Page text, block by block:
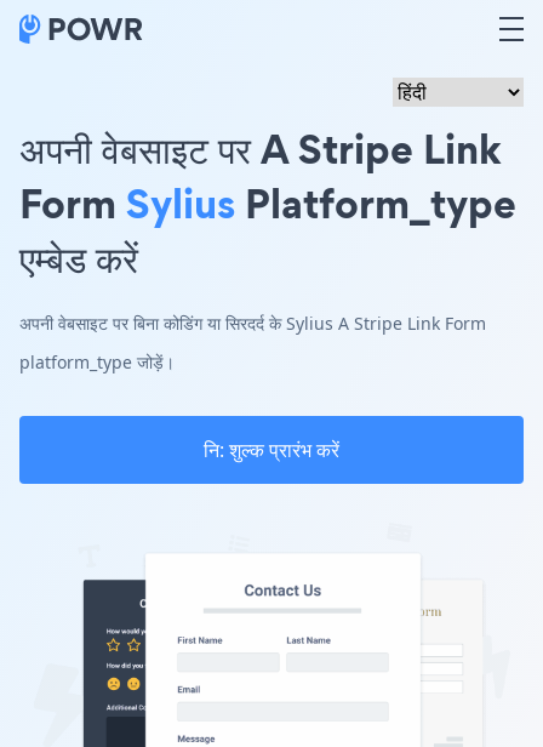
अपनी वेबसाइट पर A Stripe Link
Form Sylius Platform_type
एम्बेड करें
अपनी वेबसाइट पर बिना कोडिंग या सिरदर्द के Sylius A Stripe Link Form
platform_type जोड़ें।
नि: शुल्क प्रारंभ करें